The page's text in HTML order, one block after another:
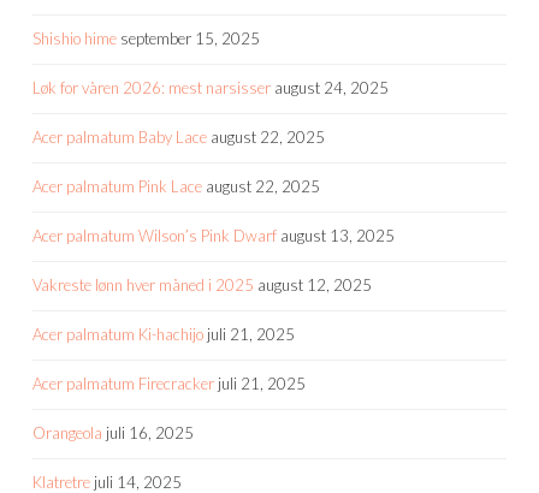
Shishio hime september 15, 2025
Løk for våren 2026: mest narsisser august 24, 2025
Acer palmatum Baby Lace august 22, 2025
Acer palmatum Pink Lace august 22, 2025
Acer palmatum Wilson’s Pink Dwarf august 13, 2025
Vakreste lønn hver måned i 2025 august 12, 2025
Acer palmatum Ki-hachijo juli 21, 2025
Acer palmatum Firecracker juli 21, 2025
Orangeola juli 16, 2025
Klatretre juli 14, 2025